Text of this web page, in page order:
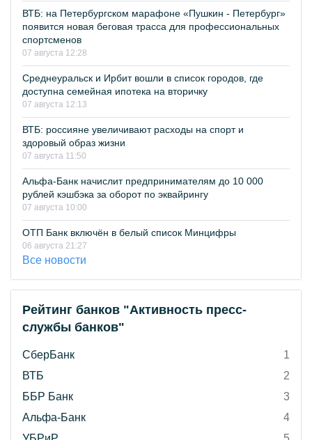
ВТБ: на Петербургском марафоне «Пушкин - Петербург»
появится новая беговая трасса для профессиональных
спортсменов
07 августа 12:28
Среднеуральск и Ирбит вошли в список городов, где
доступна семейная ипотека на вторичку
07 августа 12:13
ВТБ: россияне увеличивают расходы на спорт и
здоровый образ жизни
07 августа 11:50
Альфа-Банк начислит предпринимателям до 10 000
рублей кэшбэка за оборот по эквайрингу
07 августа 10:00
ОТП Банк включён в белый список Минцифры
06 августа 21:27
Все новости
Рейтинг банков "Активность пресс-
службы банков"
СберБанк
1
ВТБ
2
ББР Банк
3
Альфа-Банк
4